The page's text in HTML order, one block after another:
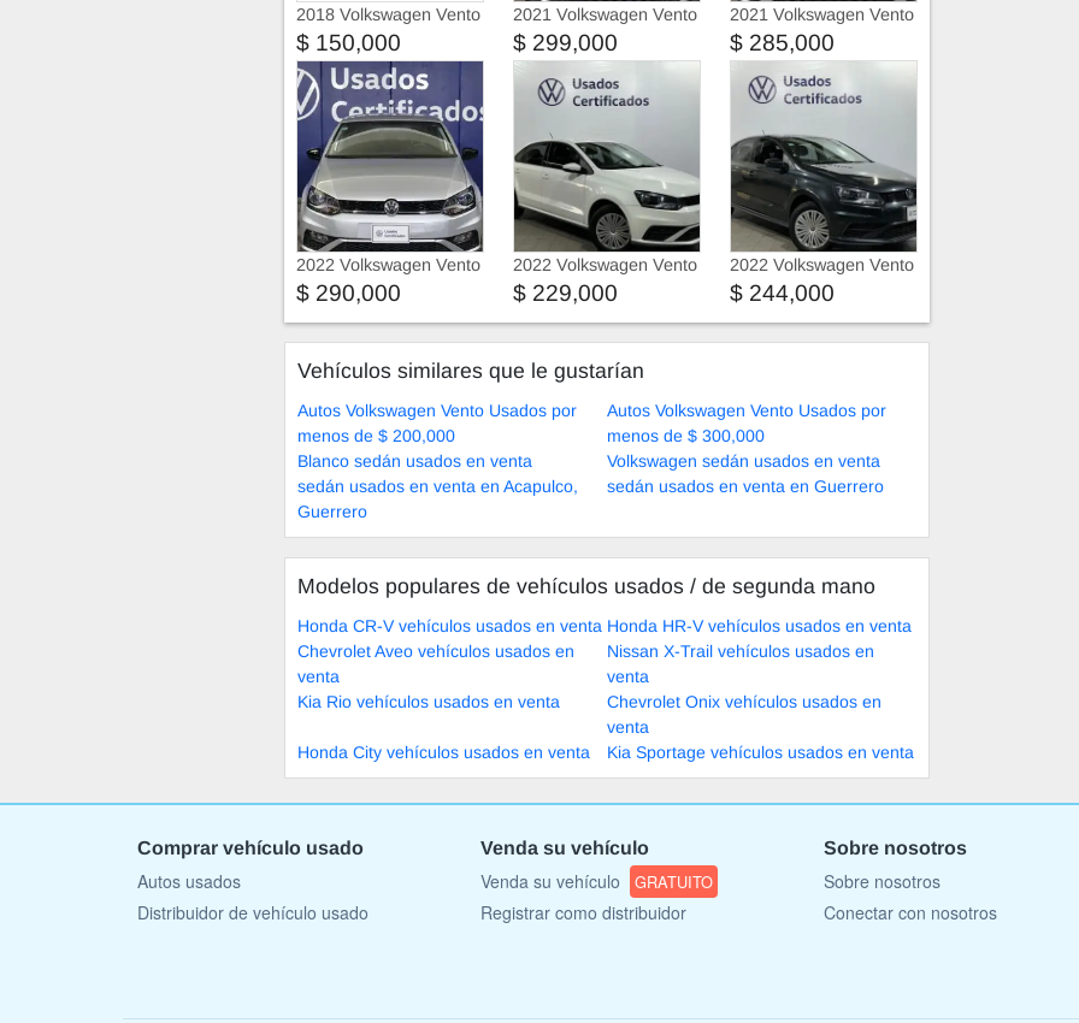
2018 Volkswagen Vento
$ 150,000
2021 Volkswagen Vento
$ 299,000
2021 Volkswagen Vento
$ 285,000
2022 Volkswagen Vento
$ 290,000
2022 Volkswagen Vento
$ 229,000
2022 Volkswagen Vento
$ 244,000
Vehículos similares que le gustarían
Autos Volkswagen Vento Usados por
menos de $ 200,000
Autos Volkswagen Vento Usados por
menos de $ 300,000
Blanco sedán usados en venta
Volkswagen sedán usados en venta
sedán usados en venta en Acapulco,
Guerrero
sedán usados en venta en Guerrero
Modelos populares de vehículos usados ​​/ de segunda mano
Honda CR-V vehículos usados en venta Honda HR-V vehículos usados en venta
Chevrolet Aveo vehículos usados en
venta
Nissan X-Trail vehículos usados en
venta
Kia Rio vehículos usados en venta
Chevrolet Onix vehículos usados en
venta
Honda City vehículos usados en venta
Kia Sportage vehículos usados en venta
Comprar vehículo usado
Autos usados
Distribuidor de vehículo usado
Venda su vehículo
Venda su vehículo GRATUITO
Registrar como distribuidor
Sobre nosotros
Sobre nosotros
Conectar con nosotros